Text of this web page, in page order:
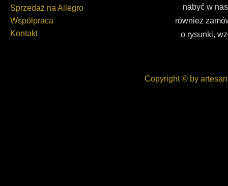
Sprzedaż na Allegro
Współpraca
Kontakt
nabyć w
również
o rysunki,
Copyright © by